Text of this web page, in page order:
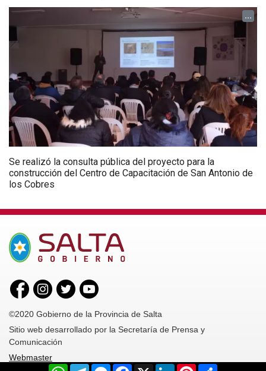
...
Se realizó la consulta pública del proyecto para la
construcción del Centro de Capacitación de San Antonio de
los Cobres
©2020 Gobierno de la Provincia de Salta
Sitio web desarrollado por la Secretaría de Prensa y
Comunicación
Webmaster
WhatsAppTelegramMessenger
Facebook
X LinkedInPinterest